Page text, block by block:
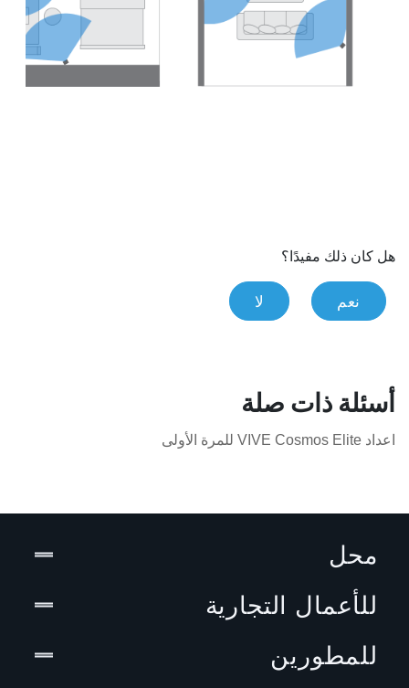
هل كان ذلك مفيدًا؟
نعم لا
أسئلة ذات صلة
اعداد VIVE Cosmos Elite للمرة الأولى
محل
للأعمال التجارية
للمطورين